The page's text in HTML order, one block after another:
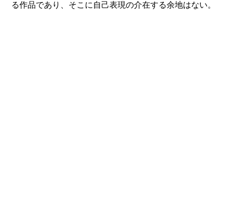
る作品であり、そこに自己表現の介在する余地はない。